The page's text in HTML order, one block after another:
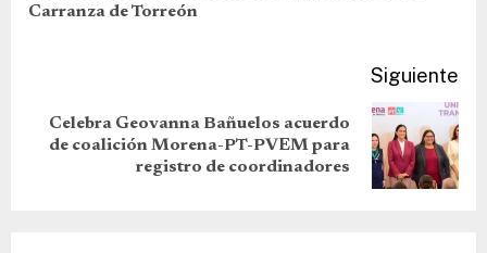
Carranza de Torreón
Siguiente
Celebra Geovanna Bañuelos acuerdo
de coalición Morena-PT-PVEM para
registro de coordinadores